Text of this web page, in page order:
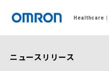
Healthcare
ニュースリリース